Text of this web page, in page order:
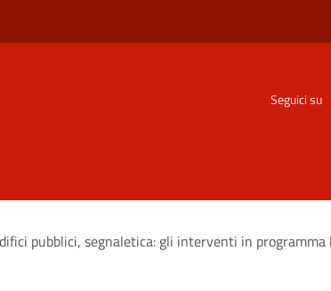
Seguici su
pubblici, segnaletica: gli interventi in